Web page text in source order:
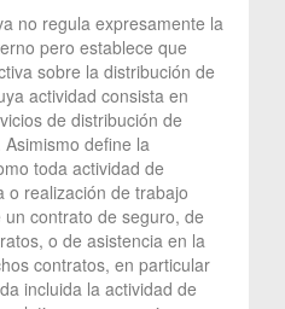
no regula expresamente la
pero establece que
sobre la distribución de
actividad consista en
de distribución de
define la
toda actividad de
o realización de trabajo
contrato de seguro, de
o de asistencia en la
contratos, en particular
incluida la actividad de